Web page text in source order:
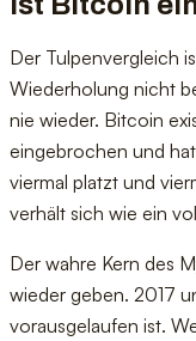
Der Tulpenvergleich
Wiederholung nicht
nie wieder. Bitcoin
eingebrochen und
viermal platzt und
verhält sich wie ein
Der wahre Kern des
wieder geben. 2017
vorausgelaufen ist.